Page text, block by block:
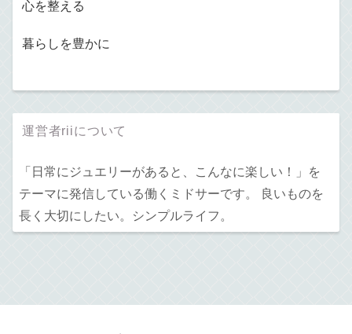
心を整える
暮らしを豊かに
運営者riiについて
「日常にジュエリーがあると、こんなに楽しい！」を
テーマに発信している働くミドサーです。 良いものを
長く大切にしたい。シンプルライフ。